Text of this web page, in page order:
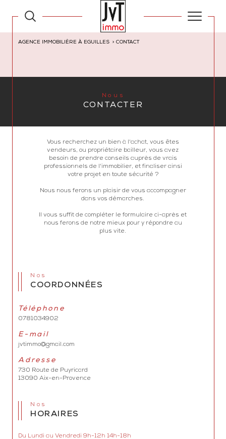
AGENCE IMMOBILIÈRE À EGUILLES CONTACT
Nous
CONTACTER
Vous recherchez un bien à l'achat, vous êtes
vendeurs, ou propriétaire bailleur, vous avez
besoin de prendre conseils auprès de vrais
professionnels de l'immobilier, et finaliser ainsi
votre projet en toute sécurité ?
Nous nous ferons un plaisir de vous accompagner
dans vos démarches.
Il vous suffit de compléter le formulaire ci-après et
nous ferons de notre mieux pour y répondre au
plus vite.
Nos
COORDONNÉES
Téléphone
0781034902
E-mail
jvtimmo@gmail.com
Adresse
730 Route de Puyricard
13090 Aix-en-Provence
Nos
HORAIRES
Du Lundi au Vendredi 9h-12h 14h-18h